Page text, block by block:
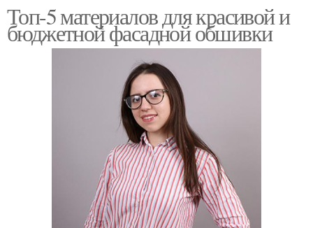
Деревянные материалы Кирпичные материалы
Материалы для шкафа
Различные материалы
Материалы для
подставочного
профиля
Топ-5 материалов для красивой и
бюджетной фасадной обшивки